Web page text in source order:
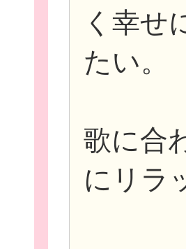
く幸せ
たい。
歌に合
にリラ